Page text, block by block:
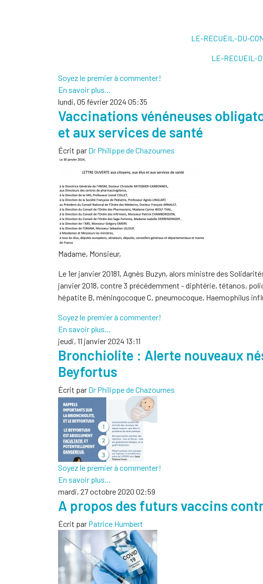
LE-RECUEIL-DU-
LE-RECUEIL-
Soyez le premier à commenter!
En savoir plus...
lundi, 05 février 2024 05:35
Vaccinations vénéneuses
et aux services de santé
Écrit par Dr Philippe de Chazournes
Madame, Monsieur,
Le 1er janvier 20181, Agnès Buzyn, alors ministre des
janvier 2018, contre 3 précédemment - diphtérie, tétanos,
hépatite B, méningocoque C, pneumocoque, Haemophilus
Soyez le premier à commenter!
En savoir plus...
jeudi, 11 janvier 2024 13:11
Bronchiolite : Alerte nouveaux
Beyfortus
Écrit par Dr Philippe de Chazournes
Soyez le premier à commenter!
En savoir plus...
mardi, 27 octobre 2020 02:59
A propos des futurs vaccins
Écrit par Patrice Humbert